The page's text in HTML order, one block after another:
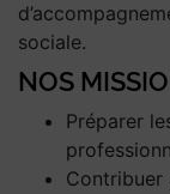
sociale.
NOS
Préparer
Contribuer